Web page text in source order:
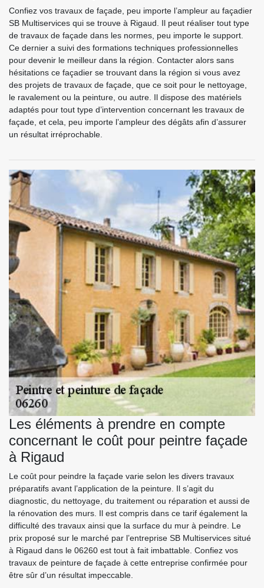
Confiez vos travaux de façade, peu importe l’ampleur au façadier
SB Multiservices qui se trouve à Rigaud. Il peut réaliser tout type
de travaux de façade dans les normes, peu importe le support.
Ce dernier a suivi des formations techniques professionnelles
pour devenir le meilleur dans la région. Contacter alors sans
hésitations ce façadier se trouvant dans la région si vous avez
des projets de travaux de façade, que ce soit pour le nettoyage,
le ravalement ou la peinture, ou autre. Il dispose des matériels
adaptés pour tout type d’intervention concernant les travaux de
façade, et cela, peu importe l’ampleur des dégâts afin d’assurer
un résultat irréprochable.
Les éléments à prendre en compte
concernant le coût pour peintre façade
à Rigaud
Le coût pour peindre la façade varie selon les divers travaux
préparatifs avant l’application de la peinture. Il s’agit du
diagnostic, du nettoyage, du traitement ou réparation et aussi de
la rénovation des murs. Il est compris dans ce tarif également la
difficulté des travaux ainsi que la surface du mur à peindre. Le
prix proposé sur le marché par l’entreprise SB Multiservices situé
à Rigaud dans le 06260 est tout à fait imbattable. Confiez vos
travaux de peinture de façade à cette entreprise confirmée pour
être sûr d’un résultat impeccable.